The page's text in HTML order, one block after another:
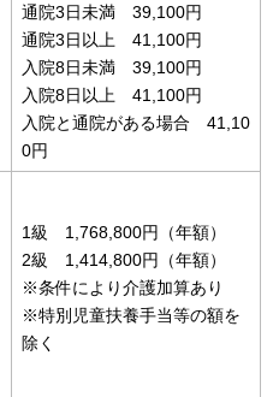
通院3日未満 39,100円
通院3日以上 41,100円
入院8日未満 39,100円
入院8日以上 41,100円
入院と通院がある場合 41,10
0円
1級 1,768,800円（年額）
2級 1,414,800円（年額）
※条件により介護加算あり
※特別児童扶養手当等の額を
除く